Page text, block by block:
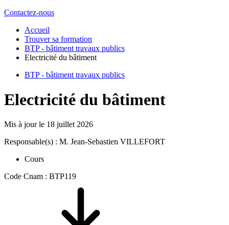
Contactez-nous
Accueil
Trouver sa formation
BTP - bâtiment travaux publics
Electricité du bâtiment
BTP - bâtiment travaux publics
Electricité du bâtiment
Mis à jour le 18 juillet 2026
Responsable(s) : M. Jean-Sebastien VILLEFORT
Cours
Code Cnam : BTP119